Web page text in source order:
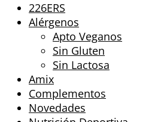
226ERS
Alérgenos
Apto Veganos
Sin Gluten
Sin Lactosa
Amix
Complementos
Novedades